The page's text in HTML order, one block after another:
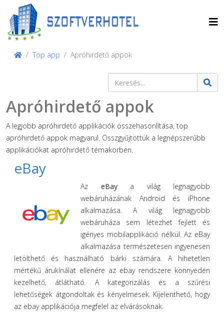
Top app Apróhirdető appok
Keresés
Apróhirdető appok
A legjobb apróhirdető applikációk összehasonlítása, top
apróhirdető appok magyarul. Összgyűjtöttük a legnépszerűbb
applikációkat apróhirdető témakörben.
eBay
Az eBaya világ legnagyobb
webáruházának Android és iPhone
alkalmazása. A világ legnagyobb
webáruháza sem létezhet fejlett és
igényes mobilapplikáció nélkül. Az eBay
alkalmazása természetesen ingyenesen
letölthető és használható bárki számára. A hihetetlen
mértékű árukínálat ellenére az ebay rendszere könnyedén
kezelhető, átlátható. A kategorizálás és a szűrési
lehetőségek átgondoltak és kényelmesek. Kijelenthető, hogy
az ebay applikációja megfelel az elvárásoknak.